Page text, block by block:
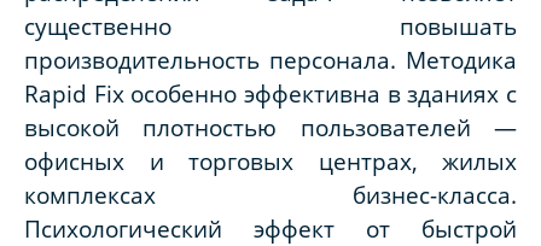
существенно повышать
производительность персонала. Методика
Rapid Fix особенно эффективна в зданиях с
высокой плотностью пользователей —
офисных и торговых центрах, жилых
комплексах бизнес-класса.
Психологический эффект от быстрой